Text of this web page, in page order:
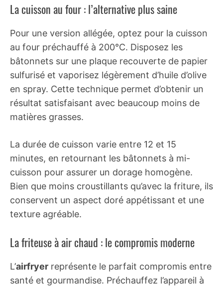
La cuisson au four : l’alternative plus saine
Pour une version allégée, optez pour la cuisson
au four préchauffé à 200°C. Disposez les
bâtonnets sur une plaque recouverte de papier
sulfurisé et vaporisez légèrement d’huile d’olive
en spray. Cette technique permet d’obtenir un
résultat satisfaisant avec beaucoup moins de
matières grasses.
La durée de cuisson varie entre 12 et 15
minutes, en retournant les bâtonnets à mi-
cuisson pour assurer un dorage homogène.
Bien que moins croustillants qu’avec la friture, ils
conservent un aspect doré appétissant et une
texture agréable.
La friteuse à air chaud : le compromis moderne
L’airfryer représente le parfait compromis entre
santé et gourmandise. Préchauffez l’appareil à